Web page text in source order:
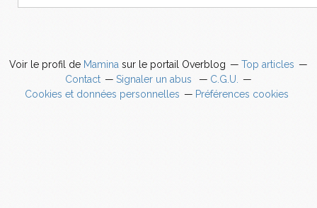
Voir le profil de Mamina sur le portail Overblog
Top articles
Contact
Signaler un abus
C.G.U.
Cookies et données personnelles
Préférences cookies